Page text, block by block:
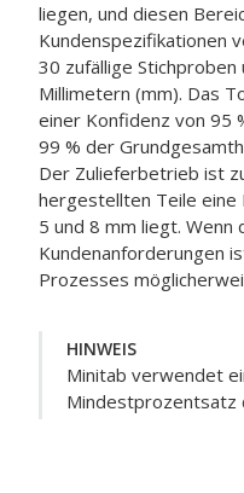
liegen, und diesen
Kundenspezifikationen
30 zufällige
Millimetern (mm). Das
einer Konfidenz von 95
99 % der
Der Zulieferbetrieb ist
hergestellten Teile eine
5 und 8 mm liegt.
Kundenanforderungen
Prozesses
HINWEIS
Minitab verwendet
Mindestprozentsatz